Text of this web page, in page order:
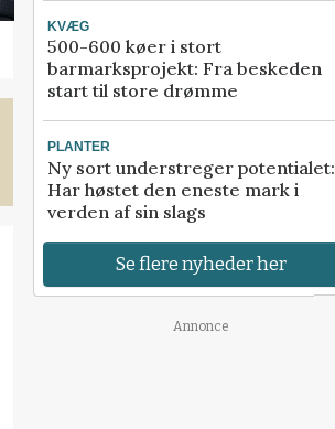
KVÆG
500-600 køer i stort
barmarksprojekt: Fra beskeden
start til store drømme
PLANTER
Ny sort understreger potentialet:
Har høstet den eneste mark i
verden af sin slags
Se flere nyheder her
Annonce